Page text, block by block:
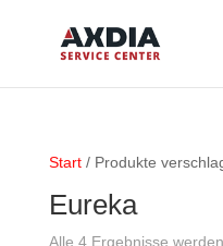
Start/ Produkte
Eureka
Alle 4 Ergebnisse